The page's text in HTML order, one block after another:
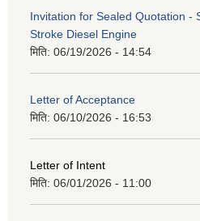
Invitation for Sealed Quotation -
Stroke Diesel Engine
मिति: 06/19/2026 - 14:54
Letter of Acceptance
मिति: 06/10/2026 - 16:53
Letter of Intent
मिति: 06/01/2026 - 11:00